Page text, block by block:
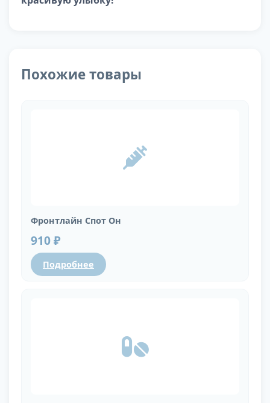
Похожие товары
Фронтлайн Спот Он
910 ₽
Подробнее